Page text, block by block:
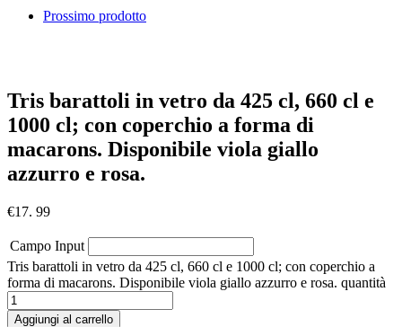
Prossimo prodotto
Tris barattoli in vetro da 425 cl, 660 cl e
1000 cl; con coperchio a forma di
macarons. Disponibile viola giallo
azzurro e rosa.
€17. 99
Campo Input
Tris barattoli in vetro da 425 cl, 660 cl e 1000 cl; con coperchio a
forma di macarons. Disponibile viola giallo azzurro e rosa. quantità
Aggiungi al carrello